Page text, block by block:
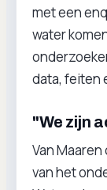
met een
water
data, feiten
"We zijn
Van
van het